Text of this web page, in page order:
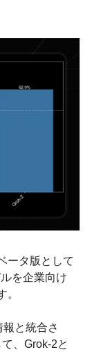
ータ版として
を企業向け
。
と統合さ
、Grok-2と